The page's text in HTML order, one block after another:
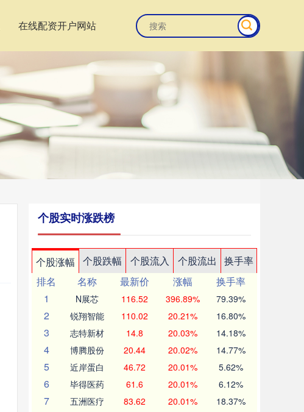
在线配资开户网站
个股实时涨跌榜
个股涨幅 个股跌幅 个股流入 个股流出
换手率
排名
名称 最新价 涨幅
换手率
1
N展芯 116.52 396.89% 79.39%
2 锐翔智能 110.02 20.21% 16.80%
3 志特新材 14.8 20.03% 14.18%
4 博腾股份 20.44 20.02% 14.77%
5 近岸蛋白 46.72 20.01% 5.62%
6 毕得医药 61.6 20.01% 6.12%
7 五洲医疗 83.62 20.01% 18.37%